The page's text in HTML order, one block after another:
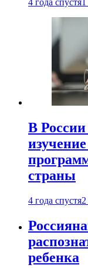
4 года спустя
В
страны
4 года спустя
ребенка